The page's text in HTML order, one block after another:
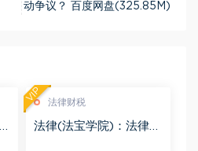
动争议？ 百度网盘(325.85M)
法律财税
法律(法宝学院)：法律信
VIP